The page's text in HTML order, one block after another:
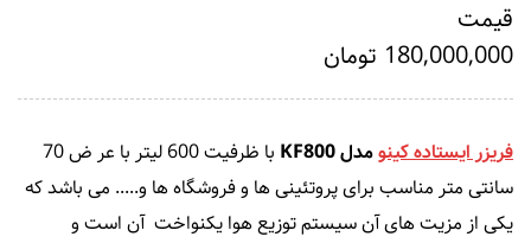
قیمت
180,000,000 تومان
فریزر ایستاده کینومدل KF800
با ظرفیت 600 لیتر با عر ض 70
سانتی متر مناسب برای پروتئینی ها و فروشگاه ها و..... می باشد که
یکی از مزیت های آن سیستم توزیع هوا یکنواخت آن است و